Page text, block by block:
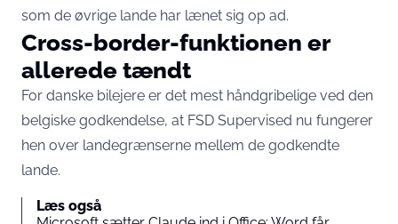
som de øvrige lande har lænet sig op ad.
Cross-border-funktionen er
allerede tændt
For danske bilejere er det mest håndgribelige ved den
belgiske godkendelse, at FSD Supervised nu fungerer
hen over landegrænserne mellem de godkendte
lande.
Læs også